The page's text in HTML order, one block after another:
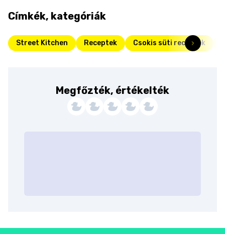
Címkék, kategóriák
Street Kitchen Receptek Csokis süti receptek
Megfőzték, értékelték